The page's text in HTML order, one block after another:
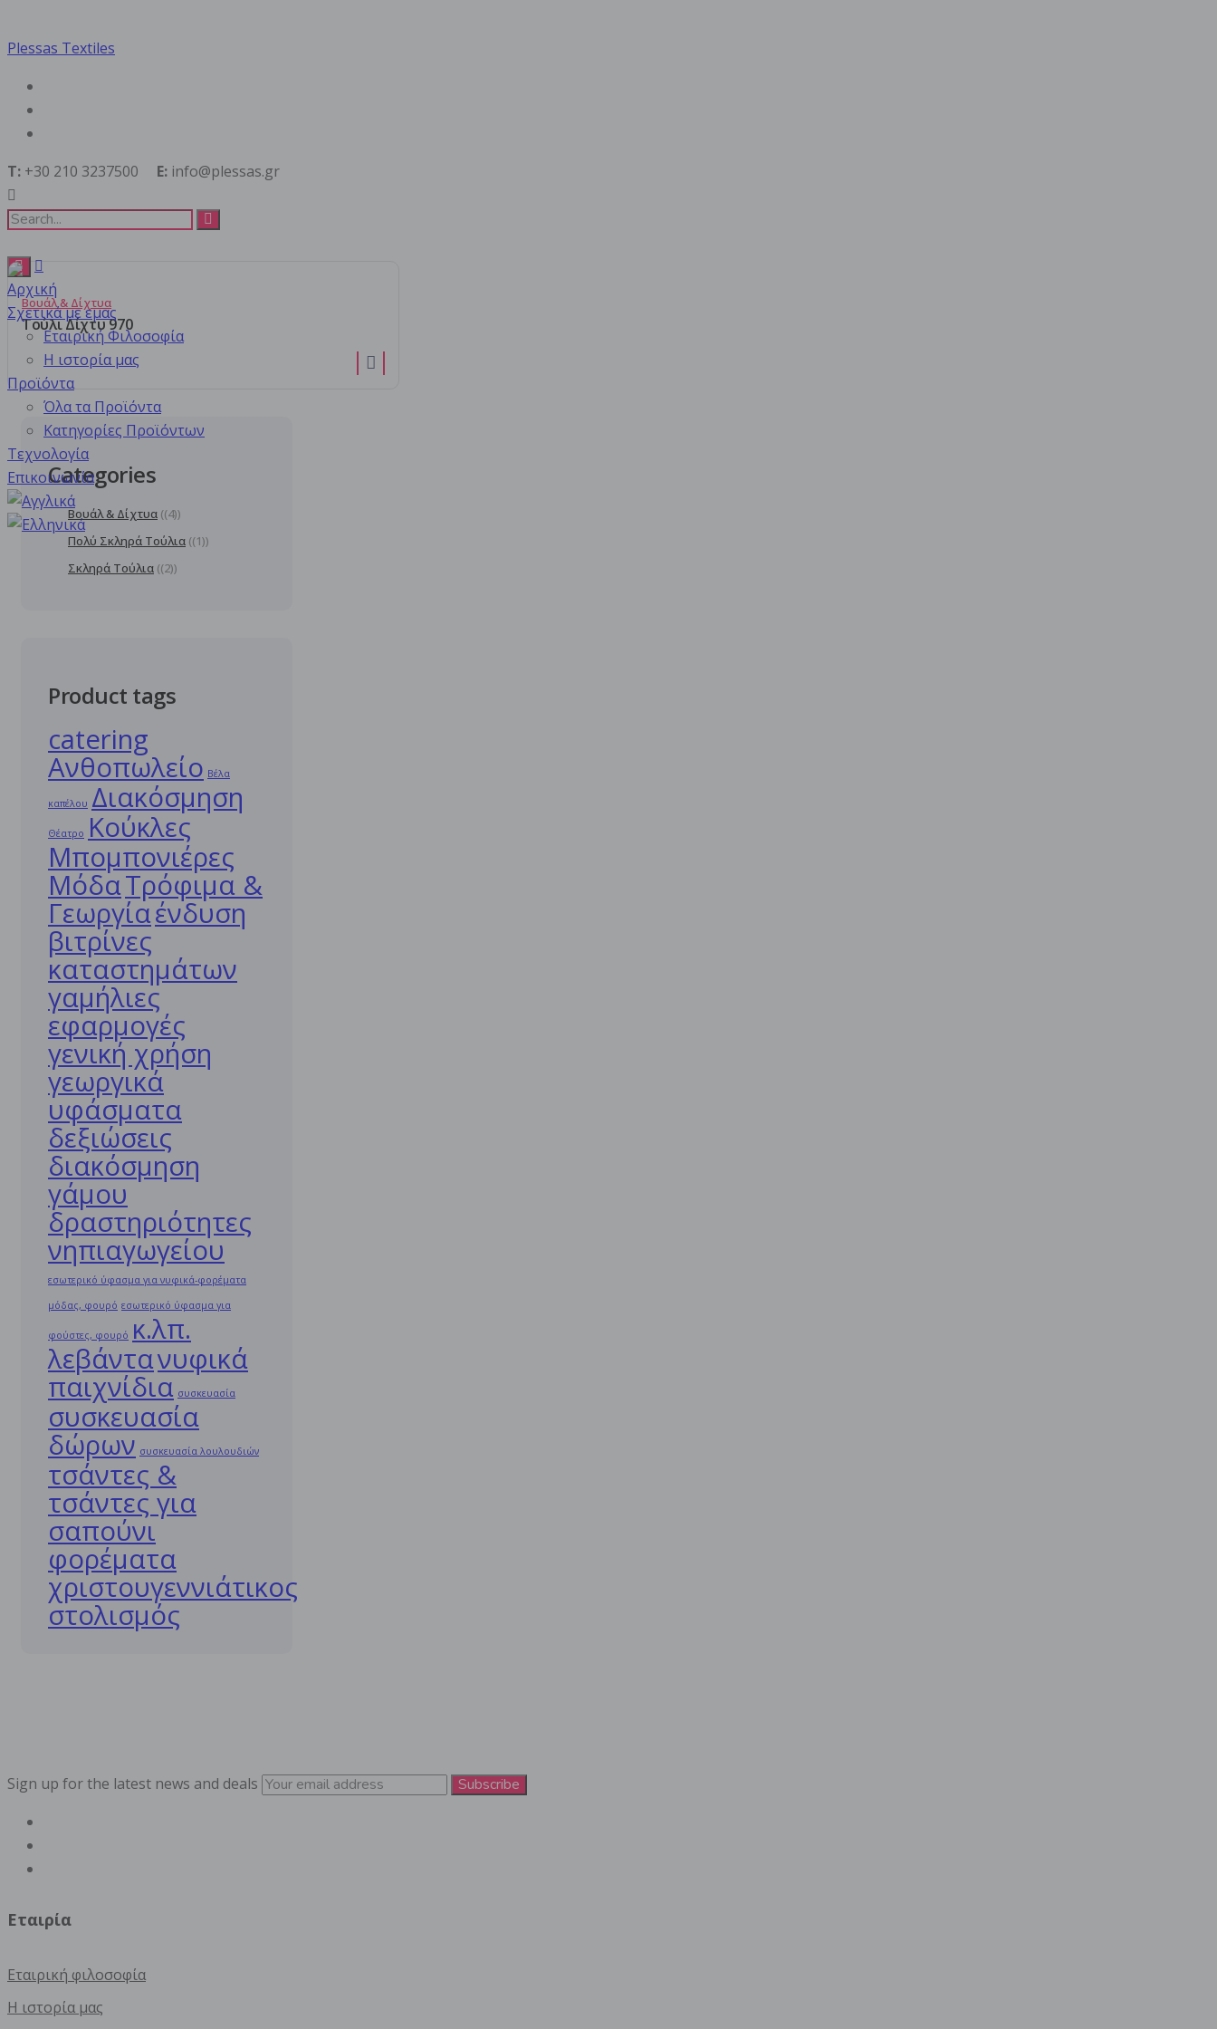
Plessas Textiles
T: +30 210 3237500 E: info@plessas.gr
Αρχική
Σχετικά με εμας
Εταιρική Φιλοσοφία
Η ιστορία μας
Προϊόντα
Όλα τα Προϊόντα
Κατηγορίες Προϊόντων
Τεχνολογία
Επικοινωνία
συσκευασία λουλουδιών
Προϊόντα
Βουάλ & Δίχτυα
Τούλι Δίχτυ 970
Categories
Βουάλ & Δίχτυα (4)
Πολύ Σκληρά Τούλια (1)
Σκληρά Τούλια (2)
Product tags
catering
Ανθοπωλείο Βέλα
καπέλου Διακόσμηση
Θέατρο Κούκλες
Μπομπονιέρες
ΜόδαΤρόφιμα &
Γεωργίαένδυση
βιτρίνες
καταστημάτων
γαμήλιες
εφαρμογές
γενική χρήση
γεωργικά
υφάσματα
δεξιώσεις
διακόσμηση
γάμου
δραστηριότητες
νηπιαγωγείου
εσωτερικό ύφασμα για νυφικά-φορέματα
μόδας, φουρό εσωτερικό ύφασμα για
φούστες, φουρό κ.λπ.
λεβάντανυφικά
παιχνίδια συσκευασία
συσκευασία
δώρων συσκευασία λουλουδιών
τσάντες &
τσάντες για
σαπούνι
φορέματα
χριστουγεννιάτικος
στολισμός
Sign up for the latest news and deals
Εταιρία
Εταιρική φιλοσοφία
Η ιστορία μας